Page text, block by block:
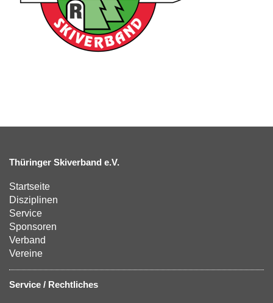
Thüringer Skiverband e.V.
Startseite
Disziplinen
Service
Sponsoren
Verband
Vereine
Service / Rechtliches